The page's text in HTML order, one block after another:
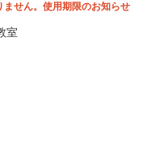
室
ません。使用期限のお知らせ